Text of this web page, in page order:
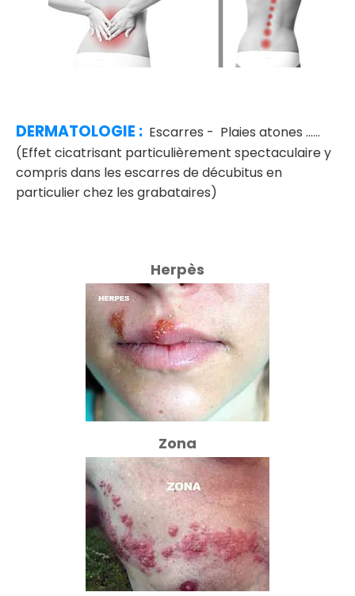
DERMATOLOGIE : Escarres - Plaies atones ......
(Effet cicatrisant particulièrement spectaculaire y
compris dans les escarres de décubitus en
particulier chez les grabataires)
Herpès
Zona